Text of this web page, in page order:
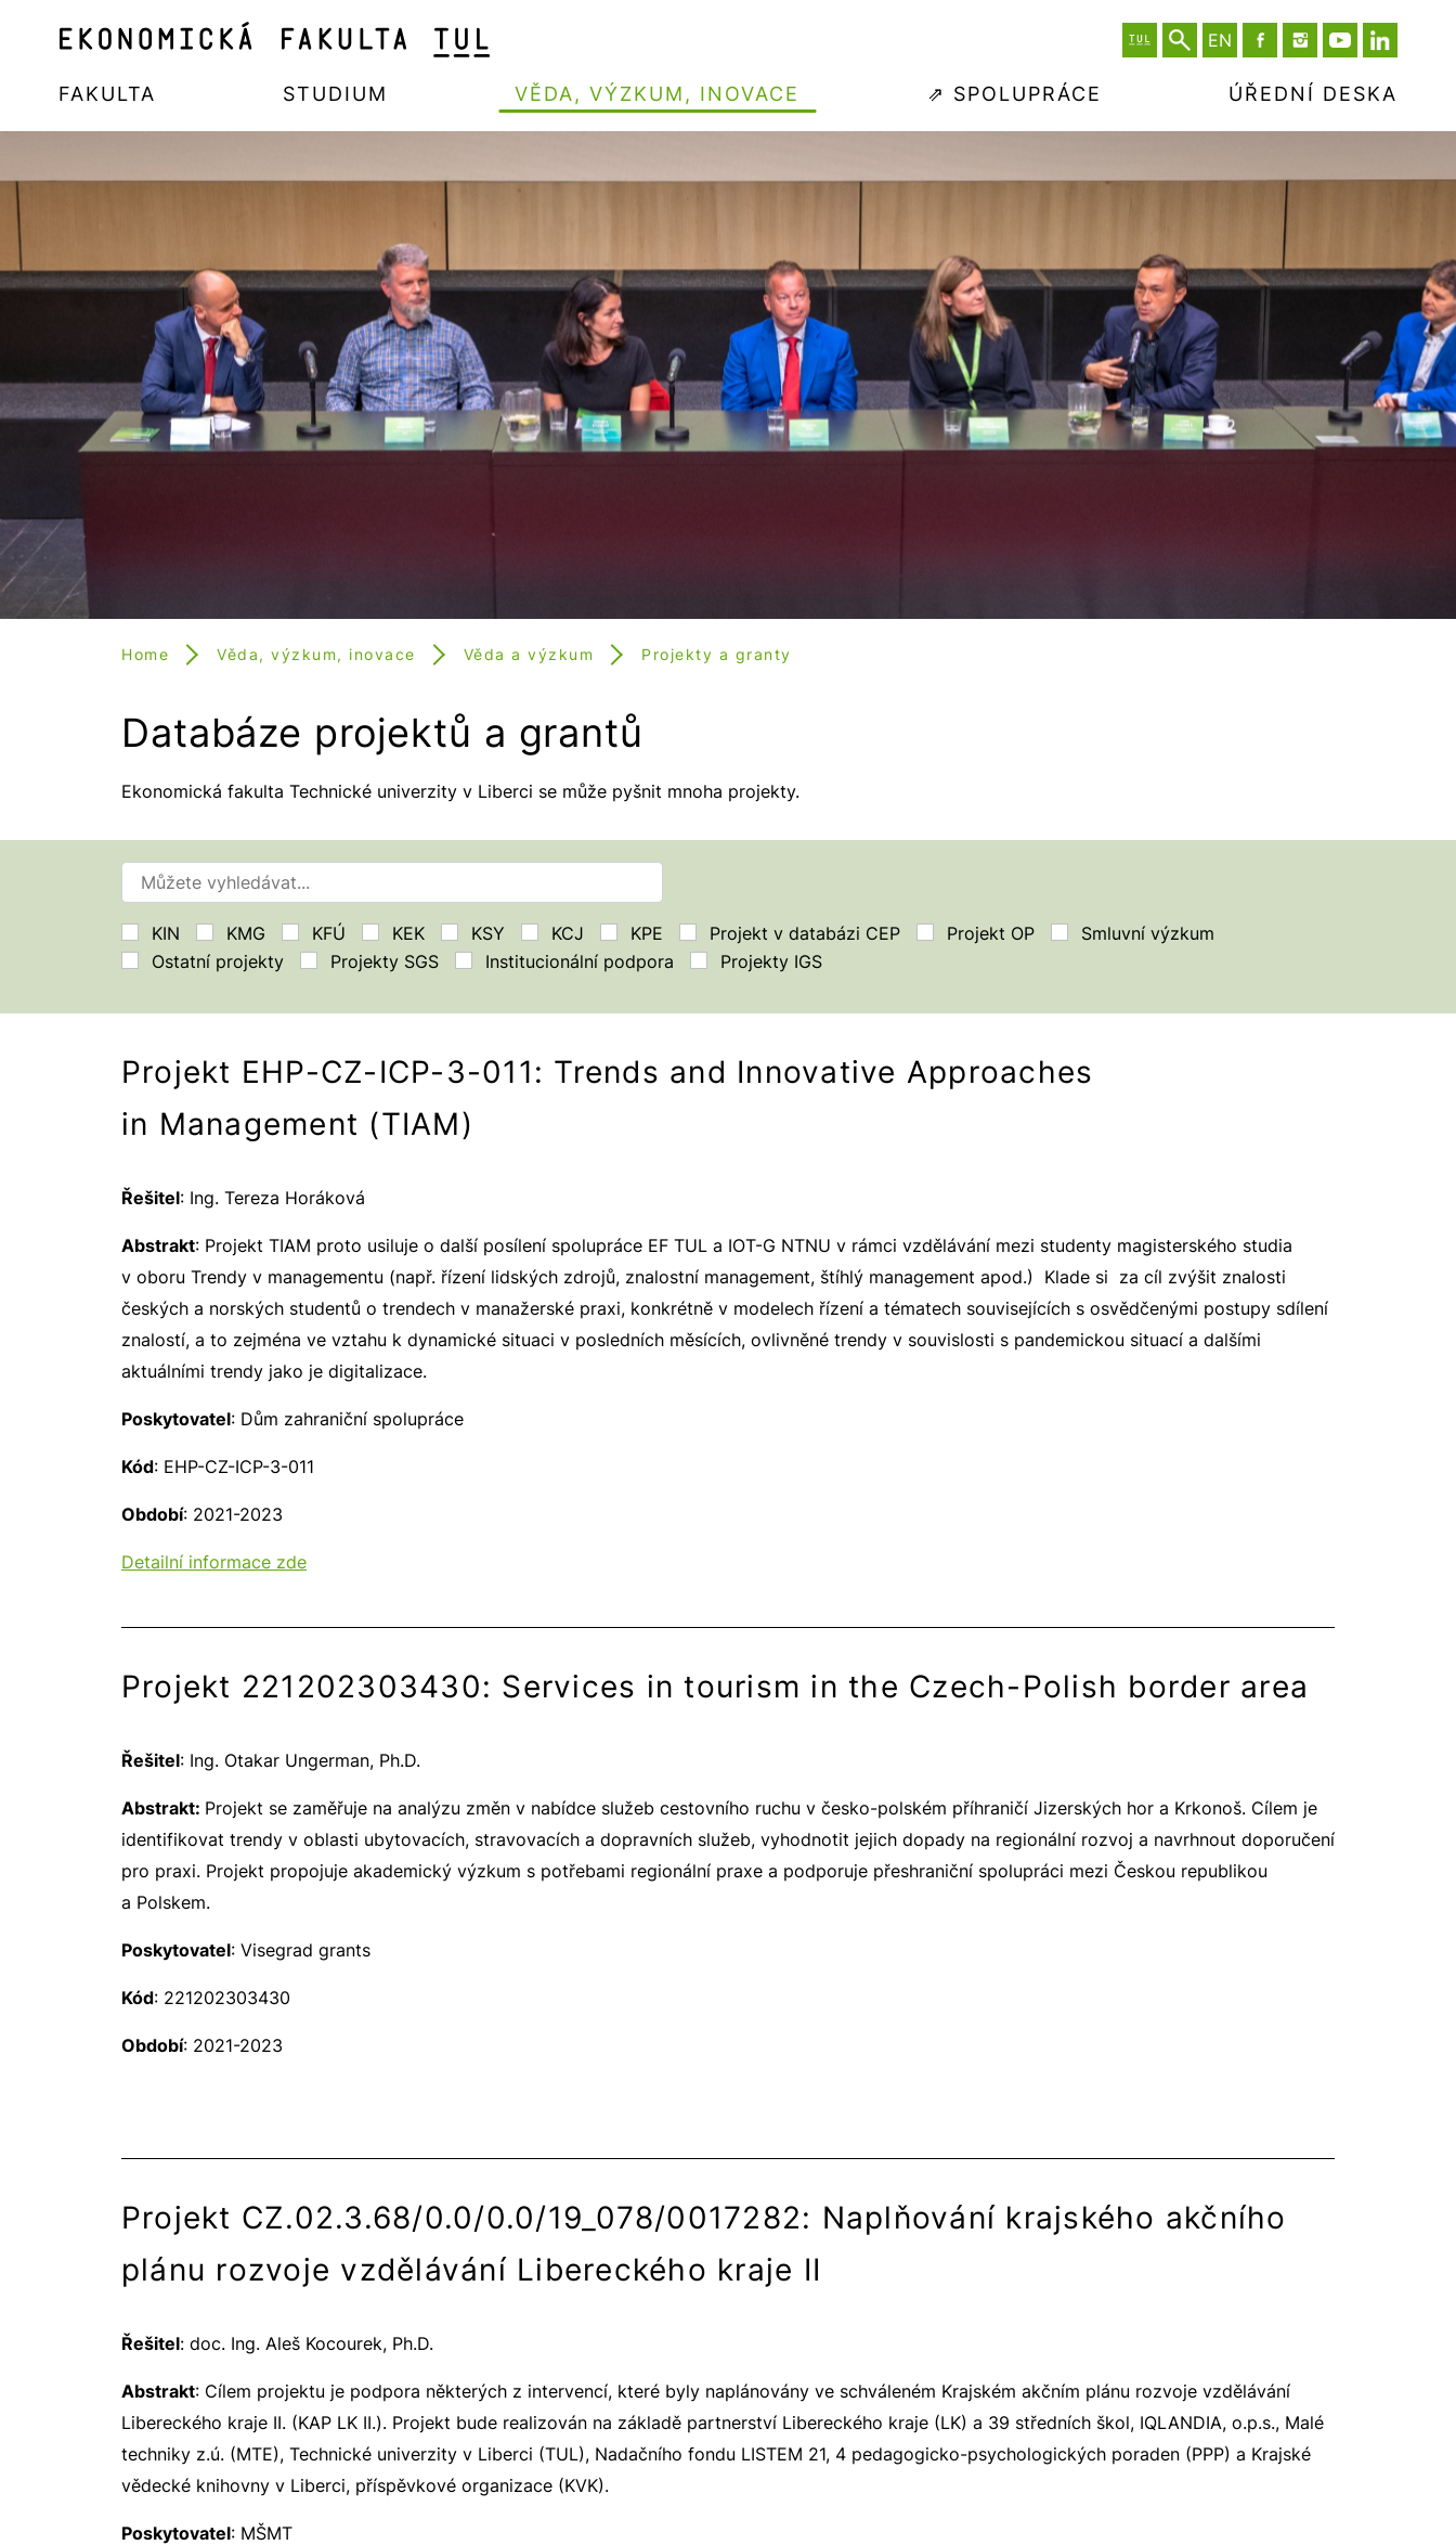
EN
FAKULTA STUDIUM VĚDA, VÝZKUM, INOVACE ⇗ SPOLUPRÁCE ÚŘEDNÍ DESKA
Home Věda, výzkum, inovace Věda a výzkum Projekty a granty
Databáze projektů a grantů
Ekonomická fakulta Technické univerzity v Liberci se může pyšnit mnoha projekty.
KIN KMG KFÚ KEK KSY KCJ KPE Projekt v databázi CEP Projekt OP
Smluvní výzkum
Ostatní projekty
Projekty SGS Institucionální podpora Projekty IGS
Projekt EHP-CZ-ICP-3-011: Trends and Innovative Approaches
in Management (TIAM)
Řešitel: Ing. Tereza Horáková
Abstrakt: Projekt TIAM proto usiluje o další posílení spolupráce EF TUL a IOT-G NTNU v rámci vzdělávání mezi studenty magisterského studia
v oboru Trendy v managementu (např. řízení lidských zdrojů, znalostní management, štíhlý management apod.) Klade si za cíl zvýšit znalosti
českých a norských studentů o trendech v manažerské praxi, konkrétně v modelech řízení a tématech souvisejících s osvědčenými postupy sdílení
znalostí, a to zejména ve vztahu k dynamické situaci v posledních měsících, ovlivněné trendy v souvislosti s pandemickou situací a dalšími
aktuálními trendy jako je digitalizace.
Poskytovatel: Dům zahraniční spolupráce
Kód: EHP-CZ-ICP-3-011
Období: 2021-2023
Detailní informace zde
Projekt 221202303430: Services in tourism in the Czech-Polish border area
Řešitel: Ing. Otakar Ungerman, Ph.D.
Abstrakt: Projekt se zaměřuje na analýzu změn v nabídce služeb cestovního ruchu v česko-polském příhraničí Jizerských hor a Krkonoš. Cílem je
identifikovat trendy v oblasti ubytovacích, stravovacích a dopravních služeb, vyhodnotit jejich dopady na regionální rozvoj a navrhnout doporučení
pro praxi. Projekt propojuje akademický výzkum s potřebami regionální praxe a podporuje přeshraniční spolupráci mezi Českou republikou
a Polskem.
Poskytovatel: Visegrad grants
Kód: 221202303430
Období: 2021-2023
Projekt CZ.02.3.68/0.0/0.0/19_078/0017282: Naplňování krajského akčního
plánu rozvoje vzdělávání Libereckého kraje II
Řešitel: doc. Ing. Aleš Kocourek, Ph.D.
Abstrakt: Cílem projektu je podpora některých z intervencí, které byly naplánovány ve schváleném Krajském akčním plánu rozvoje vzdělávání
Libereckého kraje II. (KAP LK II.). Projekt bude realizován na základě partnerství Libereckého kraje (LK) a 39 středních škol, IQLANDIA, o.p.s., Malé
techniky z.ú. (MTE), Technické univerzity v Liberci (TUL), Nadačního fondu LISTEM 21, 4 pedagogicko-psychologických poraden (PPP) a Krajské
vědecké knihovny v Liberci, příspěvkové organizace (KVK).
Poskytovatel: MŠMT